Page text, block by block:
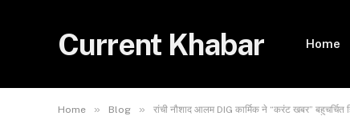
Current Khabar Home
Home » Blog » रांची नौशाद आलम DIG कार्मिक ने “करंट खबर” बहुचर्चित